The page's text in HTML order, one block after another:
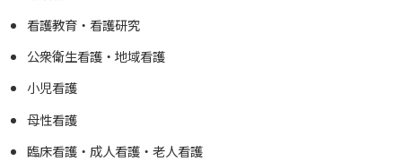
看護教育・看護研究
公衆衛生看護・地域看護
小児看護
母性看護
臨床看護・成人看護・老人看護